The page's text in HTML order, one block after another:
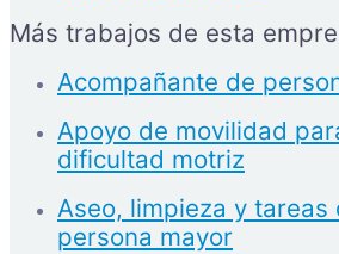
Más trabajos de esta
Acompañante de
Apoyo de movilidad
dificultad motriz
Aseo, limpieza y tareas
persona mayor